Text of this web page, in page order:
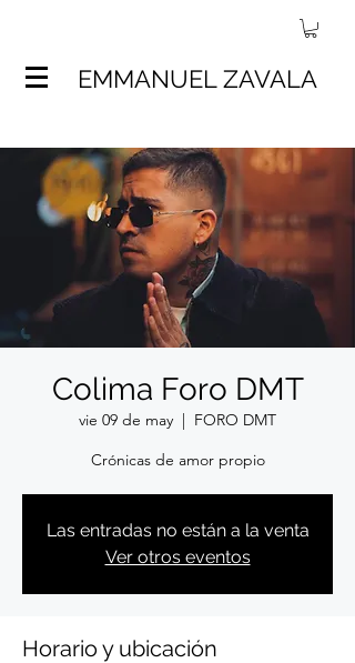
EMMANUEL ZAVALA
Colima Foro DMT
vie 09 de may
  |
FORO DMT
Crónicas de amor propio
Las entradas no están a la venta
Ver otros eventos
Horario y ubicación